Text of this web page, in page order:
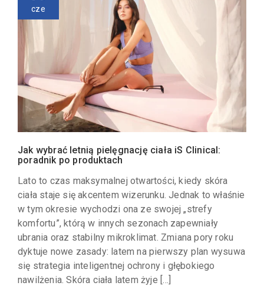
cze
Jak wybrać letnią pielęgnację ciała iS Clinical:
poradnik po produktach
Lato to czas maksymalnej otwartości, kiedy skóra
ciała staje się akcentem wizerunku. Jednak to właśnie
w tym okresie wychodzi ona ze swojej „strefy
komfortu”, którą w innych sezonach zapewniały
ubrania oraz stabilny mikroklimat. Zmiana pory roku
dyktuje nowe zasady: latem na pierwszy plan wysuwa
się strategia inteligentnej ochrony i głębokiego
nawilżenia. Skóra ciała latem żyje […]